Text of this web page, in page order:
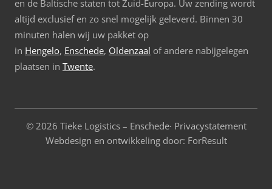
en de Baltische staten tot Zuid-Europa. Uw zending wordt
altijd exclusief en zo snel mogelijk geleverd. Binnen 30
minuten halen wij uw pakket op
in Hengelo, Enschede, Oldenzaal of andere nabijgelegen
plaatsen in Twente.
© 2026 Tieke Logistics – Enschede· Privacystatement
Webdesign en ontwikkeling door: ForResult